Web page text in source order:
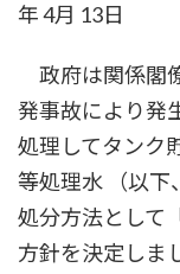
年 4月 13日
政府は関係閣
発事故により発
処理してタンク
等処理水 （以下
処分方法として
方針を決定しま